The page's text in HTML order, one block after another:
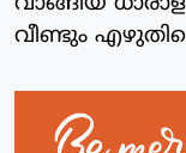
വീണ്ടും